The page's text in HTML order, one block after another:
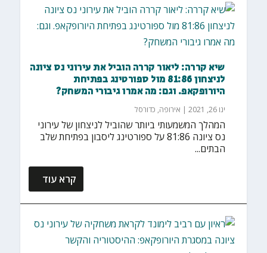
שיא קררה: ליאור קררה הוביל את עירוני נס ציונה
לניצחון 81:86 מול ספורטינג בפתיחת
היורופקאפ. וגם: מה אמרו גיבורי המשחק?
ינו 26, 2021 | אירופה, כדורסל
המהלך המשמעותי ביותר שהוביל לניצחון של עירוני
נס ציונה 81:86 על ספורטינג ליסבון בפתיחת שלב
הבתים...
קרא עוד